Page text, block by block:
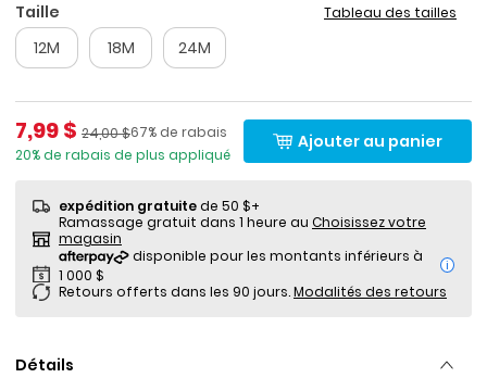
Taille Tableau des tailles
12M 18M 24M
Prix de solde
7,99 $ Pourcentage de rabais
67% de rabais
Prix ​​de détail suggéré par le fabricant
24,00 $
20% de rabais de plus appliqué
Ajouter au panier
expédition gratuitede 50 $+
Ramassage gratuit dans 1 heure au Choisissez votre
magasin
i
Retours offerts dans les 90 jours.Modalités des retours
Détails